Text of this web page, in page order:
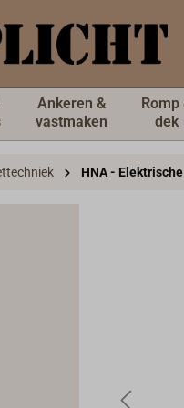
Ankeren &
vastmaken
Romp
dek
HNA -